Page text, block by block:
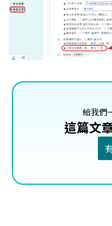
給我們
這篇文